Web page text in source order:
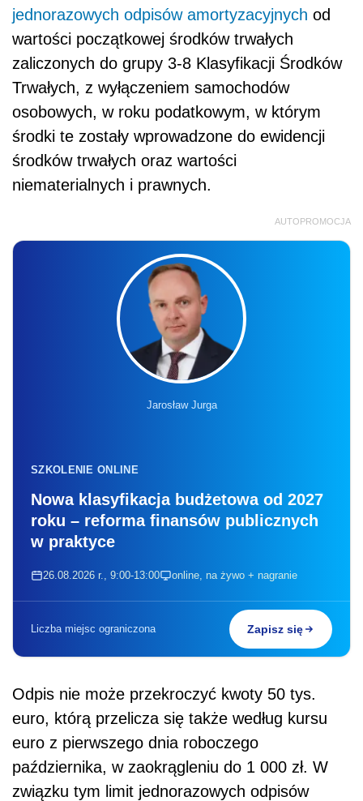
jednorazowych odpisów amortyzacyjnych od
wartości początkowej środków trwałych
zaliczonych do grupy 3-8 Klasyfikacji Środków
Trwałych, z wyłączeniem samochodów
osobowych, w roku podatkowym, w którym
środki te zostały wprowadzone do ewidencji
środków trwałych oraz wartości
niematerialnych i prawnych.
AUTOPROMOCJA
Jarosław Jurga
SZKOLENIE ONLINE
Nowa klasyfikacja budżetowa od 2027
roku – reforma finansów publicznych
w praktyce
26.08.2026 r., 9:00-13:00 online, na żywo + nagranie
Liczba miejsc ograniczona Zapisz się
Odpis nie może przekroczyć kwoty 50 tys.
euro, którą przelicza się także według kursu
euro z pierwszego dnia roboczego
października, w zaokrągleniu do 1 000 zł. W
związku tym limit jednorazowych odpisów